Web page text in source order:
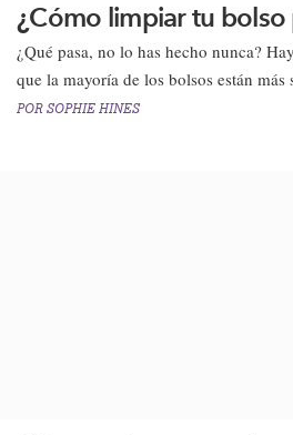
¿Cómo limpiar tu
¿Qué pasa, no lo has hecho nunca?
que la mayoría de los bolsos están
POR SOPHIE HINES